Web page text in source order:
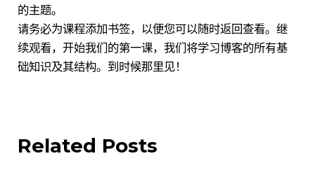
的主题。
请务必为课程添加书签，以便您可以随时返回查看。继
续观看，开始我们的第一课，我们将学习博客的所有基
础知识及其结构。到时候那里见！
Related Posts